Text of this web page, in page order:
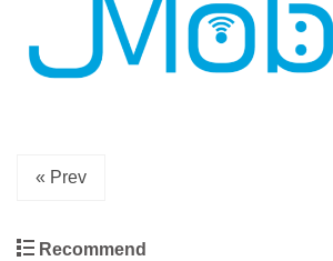
« Prev
Recommend